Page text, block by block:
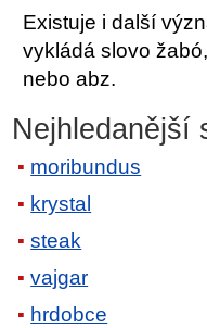
Existuje i další
vykládá slovo
nebo abz.
Nejhledanější
moribundus
krystal
steak
vajgar
hrdobce